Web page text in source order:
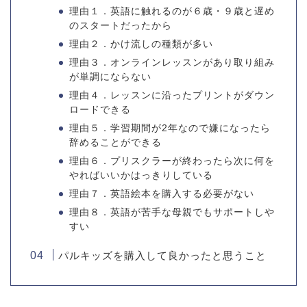
理由１．英語に触れるのが６歳・９歳と遅め
のスタートだったから
理由２．かけ流しの種類が多い
理由３．オンラインレッスンがあり取り組み
が単調にならない
理由４．レッスンに沿ったプリントがダウン
ロードできる
理由５．学習期間が2年なので嫌になったら
辞めることができる
理由６．プリスクラーが終わったら次に何を
やればいいかはっきりしている
理由７．英語絵本を購入する必要がない
理由８．英語が苦手な母親でもサポートしや
すい
パルキッズを購入して良かったと思うこと